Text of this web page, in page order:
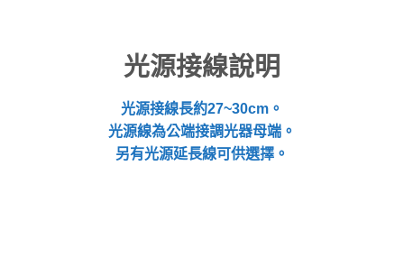
光源接線說明
光源接線長約27~30cm。
光源線為公端接調光器母端。
另有光源延長線可供選擇。